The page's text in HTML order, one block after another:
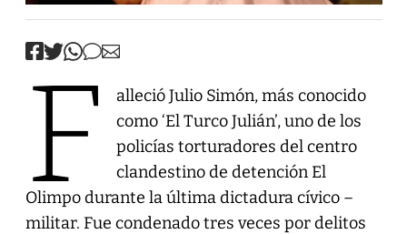
F
alleció Julio Simón, más conocido
como ‘El Turco Julián’, uno de los
policías torturadores del centro
clandestino de detención El
Olimpo durante la última dictadura cívico –
militar. Fue condenado tres veces por delitos